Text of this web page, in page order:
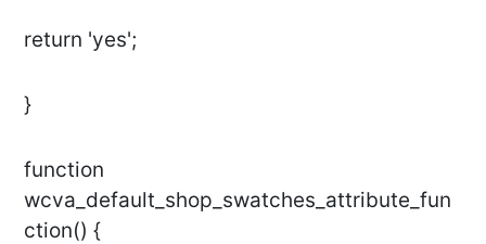
return 'yes';
}
function
wcva_default_shop_swatches_attribute_fun
ction() {